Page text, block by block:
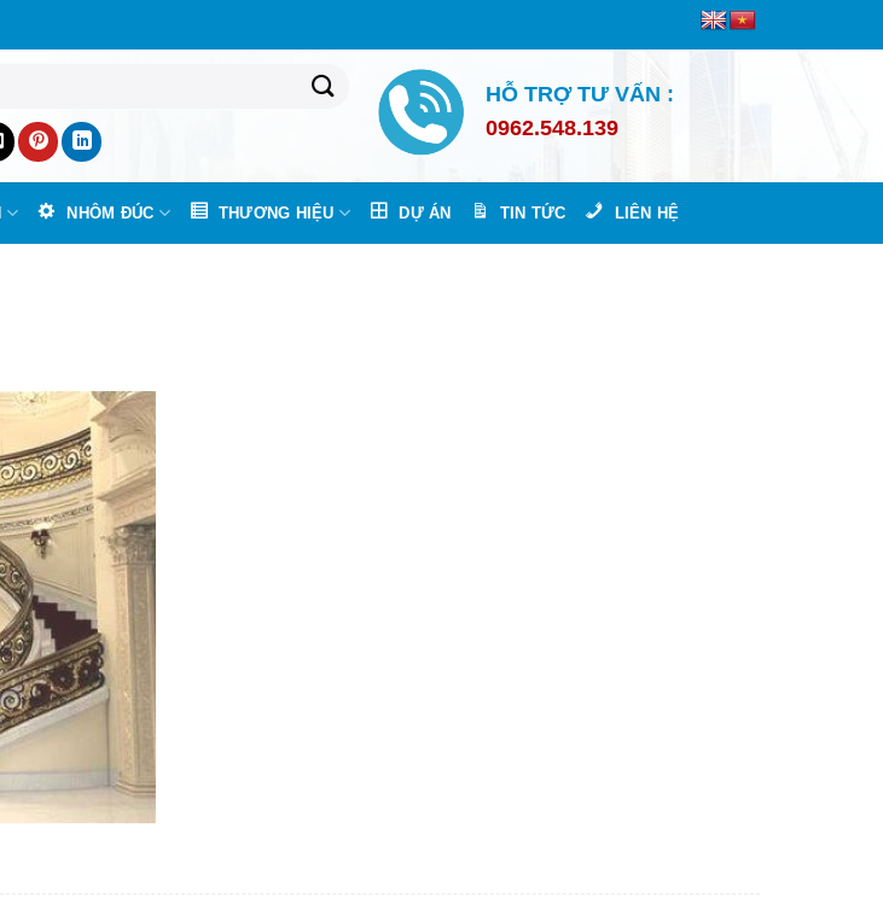
HỖ TRỢ TƯ VẤN :
0962.548.139
NHÔM ĐÚC THƯƠNG HIỆU DỰ ÁN TIN TỨC LIÊN HỆ